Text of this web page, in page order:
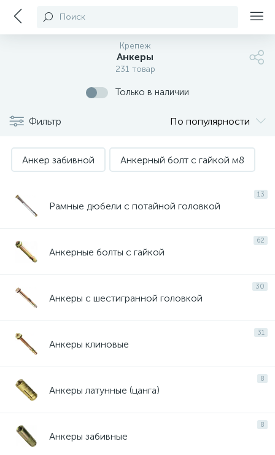
Поиск
Крепеж
Анкеры
231 товар
Только в наличии
Фильтр По популярности
Анкер забивной Анкерный болт с гайкой м8
13
Рамные дюбели с потайной головкой
62
Анкерные болты с гайкой
30
Анкеры с шестигранной головкой
31
Анкеры клиновые
8
Анкеры латунные (цанга)
8
Анкеры забивные